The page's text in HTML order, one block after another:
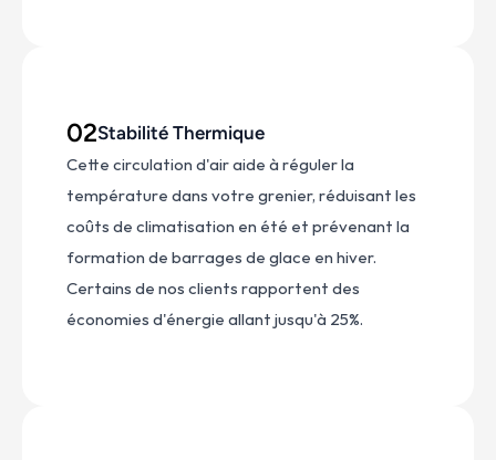
02Stabilité Thermique
Cette circulation d'air aide à réguler la
température dans votre grenier, réduisant les
coûts de climatisation en été et prévenant la
formation de barrages de glace en hiver.
Certains de nos clients rapportent des
économies d'énergie allant jusqu'à 25%.